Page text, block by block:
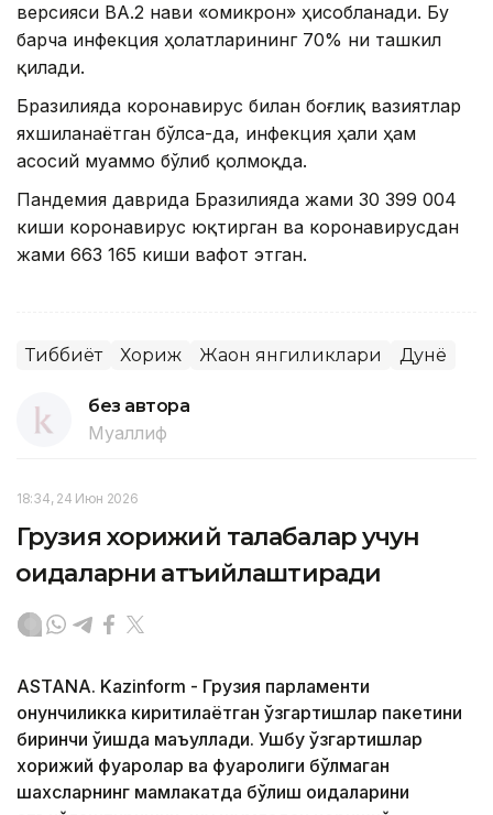
версияси BA.2 нави «омикрон» ҳисобланади. Бу
барча инфекция ҳолатларининг 70% ни ташкил
қилади.
Бразилияда коронавирус билан боғлиқ вазиятлар
яхшиланаётган бўлса-да, инфекция ҳали ҳам
асосий муаммо бўлиб қолмоқда.
Пандемия даврида Бразилияда жами 30 399 004
киши коронавирус юқтирган ва коронавирусдан
жами 663 165 киши вафот этган.
Тиббиёт Хориж Жаҳон янгиликлари Дунё
без автора
Муаллиф
18:34, 24 Июн 2026
Грузия хорижий талабалар учун
қоидаларни қатъийлаштиради
ASTANA. Kazinform - Грузия парламенти
қонунчиликка киритилаётган ўзгартишлар пакетини
биринчи ўқишда маъқуллади. Ушбу ўзгартишлар
хорижий фуқаролар ва фуқаролиги бўлмаган
шахсларнинг мамлакатда бўлиш қоидаларини